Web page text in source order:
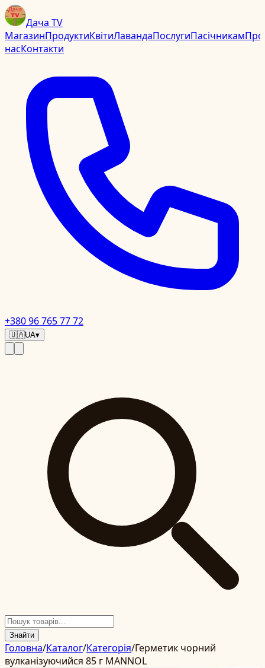
Дача TV
МагазинПродуктиКвітиЛавандаПослугиПасічникамПро
насКонтакти
+380 96 765 77 72
🇺🇦UA▾
Знайти
Головна/Каталог/Категорія/Герметик чорний
вулканізуючийся 85 г MANNOL